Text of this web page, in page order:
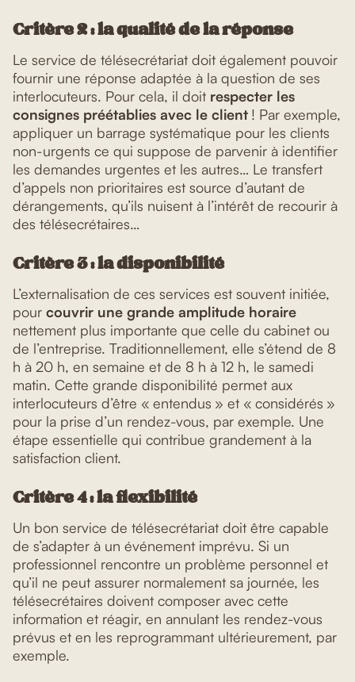
Critère 2 : la qualité de la réponse
Le service de télésecrétariat doit également pouvoir
fournir une réponse adaptée à la question de ses
interlocuteurs. Pour cela, il doit respecter les
consignes préétablies avec le client ! Par exemple,
appliquer un barrage systématique pour les clients
non-urgents ce qui suppose de parvenir à identifier
les demandes urgentes et les autres… Le transfert
d’appels non prioritaires est source d’autant de
dérangements, qu’ils nuisent à l’intérêt de recourir à
des télésecrétaires…
Critère 3 : la disponibilité
L’externalisation de ces services est souvent initiée,
pour couvrir une grande amplitude horaire
nettement plus importante que celle du cabinet ou
de l’entreprise. Traditionnellement, elle s’étend de 8
h à 20 h, en semaine et de 8 h à 12 h, le samedi
matin. Cette grande disponibilité permet aux
interlocuteurs d’être « entendus » et « considérés »
pour la prise d’un rendez-vous, par exemple. Une
étape essentielle qui contribue grandement à la
satisfaction client.
Critère 4 : la flexibilité
Un bon service de télésecrétariat doit être capable
de s’adapter à un événement imprévu. Si un
professionnel rencontre un problème personnel et
qu’il ne peut assurer normalement sa journée, les
télésecrétaires doivent composer avec cette
information et réagir, en annulant les rendez-vous
prévus et en les reprogrammant ultérieurement, par
exemple.